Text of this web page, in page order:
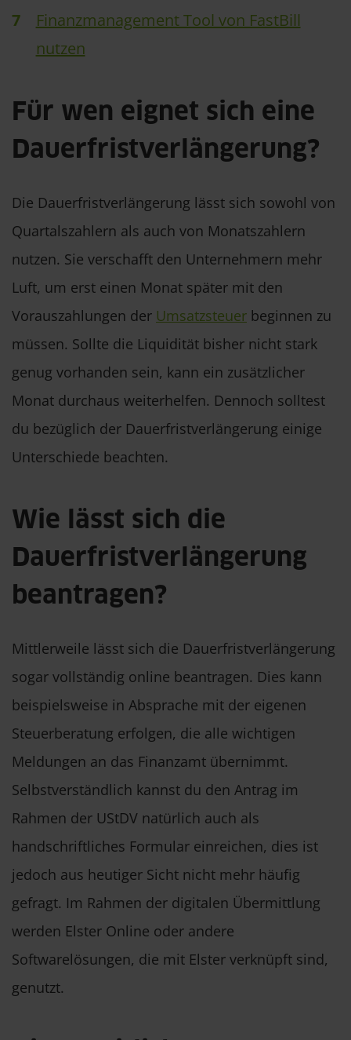
Finanzmanagement Tool von FastBill
nutzen
Für wen eignet sich eine
Dauerfristverlängerung?
Die Dauerfristverlängerung lässt sich sowohl von
Quartalszahlern als auch von Monatszahlern
nutzen. Sie verschafft den Unternehmern mehr
Luft, um erst einen Monat später mit den
Vorauszahlungen der Umsatzsteuer beginnen zu
müssen. Sollte die Liquidität bisher nicht stark
genug vorhanden sein, kann ein zusätzlicher
Monat durchaus weiterhelfen. Dennoch solltest
du bezüglich der Dauerfristverlängerung einige
Unterschiede beachten.
Wie lässt sich die
Dauerfristverlängerung
beantragen?
Mittlerweile lässt sich die Dauerfristverlängerung
sogar vollständig online beantragen. Dies kann
beispielsweise in Absprache mit der eigenen
Steuerberatung erfolgen, die alle wichtigen
Meldungen an das Finanzamt übernimmt.
Selbstverständlich kannst du den Antrag im
Rahmen der UStDV natürlich auch als
handschriftliches Formular einreichen, dies ist
jedoch aus heutiger Sicht nicht mehr häufig
gefragt. Im Rahmen der digitalen Übermittlung
werden Elster Online oder andere
Softwarelösungen, die mit Elster verknüpft sind,
genutzt.